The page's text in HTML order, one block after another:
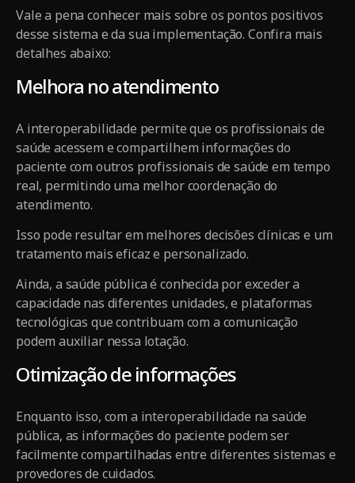
Vale a pena conhecer mais sobre os pontos positivos
desse sistema e da sua implementação. Confira mais
detalhes abaixo:
Melhora no atendimento
A interoperabilidade permite que os profissionais de
saúde acessem e compartilhem informações do
paciente com outros profissionais de saúde em tempo
real, permitindo uma melhor coordenação do
atendimento.
Isso pode resultar em melhores decisões clínicas e um
tratamento mais eficaz e personalizado.
Ainda, a saúde pública é conhecida por exceder a
capacidade nas diferentes unidades, e plataformas
tecnológicas que contribuam com a comunicação
podem auxiliar nessa lotação.
Otimização de informações
Enquanto isso, com a interoperabilidade na saúde
pública, as informações do paciente podem ser
facilmente compartilhadas entre diferentes sistemas e
provedores de cuidados.